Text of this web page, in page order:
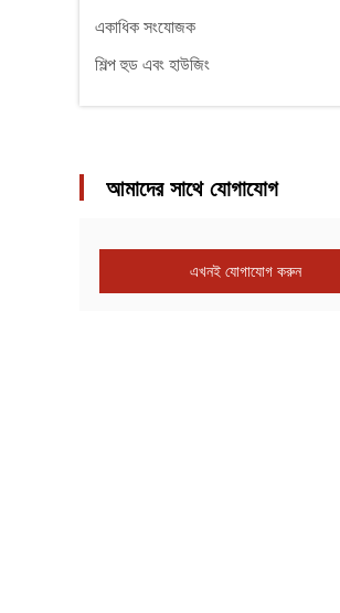
একাধিক সংযোজক
শিল্প হুড এবং হাউজিং
আমাদের সাথে যোগাযোগ
এখনই যোগাযোগ করুন